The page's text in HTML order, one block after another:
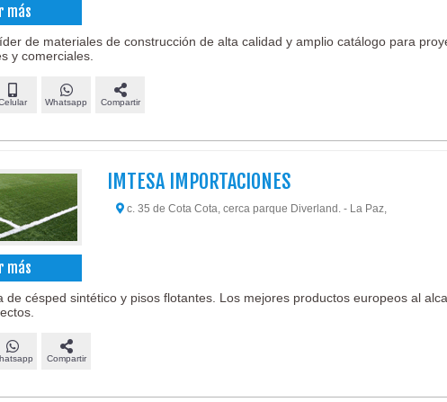
más
de materiales de construcción de alta calidad y amplio catálogo para
y comerciales.
Whatsapp Compartir
más
IMTESA IMPORTACIONES
c. 35 de Cota Cota, cerca parque Diverland. - La Paz,
de césped sintético y pisos flotantes. Los mejores productos europeos al
Compartir